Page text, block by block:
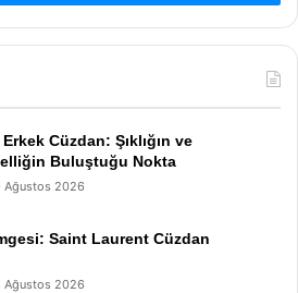
Cüzdan: Şıklığın ve
Buluştuğu Nokta
Ağustos 2026
Saint Laurent Cüzdan
Ağustos 2026